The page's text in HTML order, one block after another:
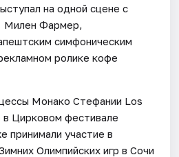
на одной сцене с
Милен Фармер,
симфоническим
ролике кофе
Монако Стефании Los
в Цирковом фестивале
участие в
Олимпийских игр в Сочи